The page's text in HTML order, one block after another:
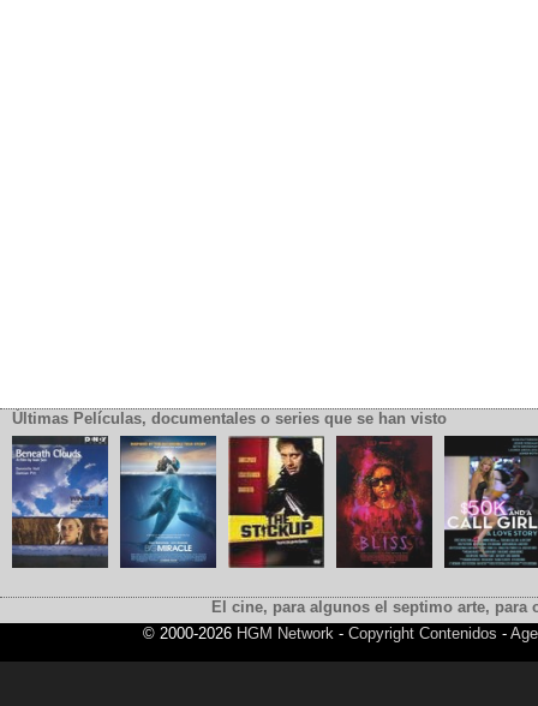
Últimas Películas, documentales o series que se han visto
El cine, para algunos el septimo arte,
© 2000-2026 HGM Network- Copyright Contenidos -